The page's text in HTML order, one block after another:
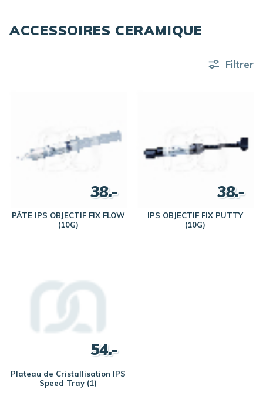
ACCESSOIRES CERAMIQUE
Filtrer
PÂTE IPS OBJECTIF FIX FLOW
(10G)
38.-
IPS OBJECTIF FIX PUTTY
(10G)
38.-
Plateau de Cristallisation IPS
Speed Tray (1)
54.-